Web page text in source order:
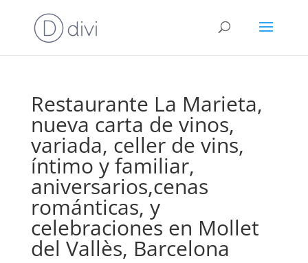
Restaurante La Marieta,
nueva carta de vinos,
variada, celler de vins,
íntimo y familiar,
aniversarios,cenas
románticas, y
celebraciones en Mollet
del Vallès, Barcelona